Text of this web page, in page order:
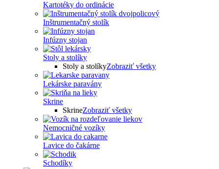
Kartotéky do ordinácie
Inštrumentačný stolík
Infúzny stojan
Stoly a stolíky
Stoly a stolíkyZobraziť všetky
Lekárske paravány
Skrine
SkrineZobraziť všetky
Nemocničné vozíky
Lavice do čakárne
Schodíky